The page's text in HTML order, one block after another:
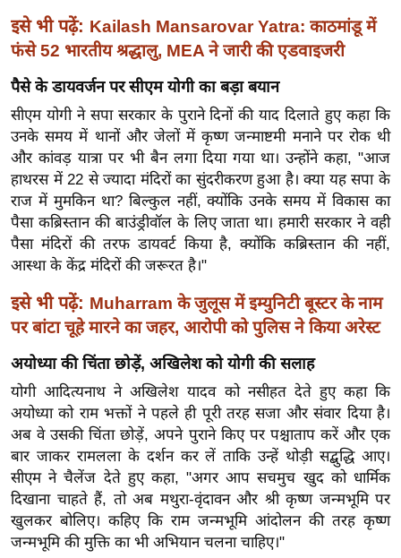
ज
ग
त
ऑ
टो
व
र्ल्ड
न्यू
ज
ब्री
फ
नो
रं
ज
न
ज
ग
त
बॉ
ली
वु
ड
इसे भी पढ़ें: Kailash Mansarovar Yatra: काठमांडू में
फंसे 52 भारतीय श्रद्धालु, MEA ने जारी की एडवाइजरी
पैसे के डायवर्जन पर सीएम योगी का बड़ा बयान
सीएम योगी ने सपा सरकार के पुराने दिनों की याद दिलाते हुए कहा कि
उनके समय में थानों और जेलों में कृष्ण जन्माष्टमी मनाने पर रोक थी
और कांवड़ यात्रा पर भी बैन लगा दिया गया था। उन्होंने कहा, "आज
हाथरस में 22 से ज्यादा मंदिरों का सुंदरीकरण हुआ है। क्या यह सपा के
राज में मुमकिन था? बिल्कुल नहीं, क्योंकि उनके समय में विकास का
पैसा कब्रिस्तान की बाउंड्रीवॉल के लिए जाता था। हमारी सरकार ने वही
पैसा मंदिरों की तरफ डायवर्ट किया है, क्योंकि कब्रिस्तान की नहीं,
आस्था के केंद्र मंदिरों की जरूरत है।"
इसे भी पढ़ें: Muharram के जुलूस में इम्युनिटी बूस्टर के नाम
पर बांटा चूहे मारने का जहर, आरोपी को पुलिस ने किया अरेस्ट
अयोध्या की चिंता छोड़ें, अखिलेश को योगी की सलाह
योगी आदित्यनाथ ने अखिलेश यादव को नसीहत देते हुए कहा कि
अयोध्या को राम भक्तों ने पहले ही पूरी तरह सजा और संवार दिया है।
अब वे उसकी चिंता छोड़ें, अपने पुराने किए पर पश्चाताप करें और एक
बार जाकर रामलला के दर्शन कर लें ताकि उन्हें थोड़ी सद्बुद्धि आए।
सीएम ने चैलेंज देते हुए कहा, "अगर आप सचमुच खुद को धार्मिक
दिखाना चाहते हैं, तो अब मथुरा-वृंदावन और श्री कृष्ण जन्मभूमि पर
खुलकर बोलिए। कहिए कि राम जन्मभूमि आंदोलन की तरह कृष्ण
जन्मभूमि की मुक्ति का भी अभियान चलना चाहिए।"